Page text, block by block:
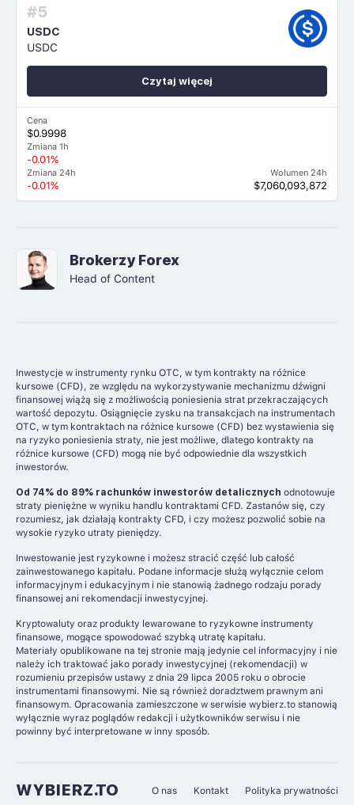
#5
USDC
USDC
Cena
$0.9998
Zmiana 1h
-0.01%
Zmiana 24h
-0.01%
Wolumen 24h
$7,060,093,872
Czytaj więcej
Brokerzy Forex
Head of Content
Inwestycje w instrumenty rynku OTC, w tym kontrakty na różnice
kursowe (CFD), ze względu na wykorzystywanie mechanizmu dźwigni
finansowej wiążą się z możliwością poniesienia strat przekraczających
wartość depozytu. Osiągnięcie zysku na transakcjach na instrumentach
OTC, w tym kontraktach na różnice kursowe (CFD) bez wystawienia się
na ryzyko poniesienia straty, nie jest możliwe, dlatego kontrakty na
różnice kursowe (CFD) mogą nie być odpowiednie dla wszystkich
inwestorów.
Od 74% do 89% rachunków inwestorów detalicznych odnotowuje
straty pieniężne w wyniku handlu kontraktami CFD. Zastanów się, czy
rozumiesz, jak działają kontrakty CFD, i czy możesz pozwolić sobie na
wysokie ryzyko utraty pieniędzy.
Inwestowanie jest ryzykowne i możesz stracić część lub całość
zainwestowanego kapitału. Podane informacje służą wyłącznie celom
informacyjnym i edukacyjnym i nie stanowią żadnego rodzaju porady
finansowej ani rekomendacji inwestycyjnej.
Kryptowaluty oraz produkty lewarowane to ryzykowne instrumenty
finansowe, mogące spowodować szybką utratę kapitału.
Materiały opublikowane na tej stronie mają jedynie cel informacyjny i nie
należy ich traktować jako porady inwestycyjnej (rekomendacji) w
rozumieniu przepisów ustawy z dnia 29 lipca 2005 roku o obrocie
instrumentami finansowymi. Nie są również doradztwem prawnym ani
finansowym. Opracowania zamieszczone w serwisie wybierz.to stanowią
wyłącznie wyraz poglądów redakcji i użytkowników serwisu i nie
powinny być interpretowane w inny sposób.
WYBIERZ.TO O nas Kontakt Polityka prywatności